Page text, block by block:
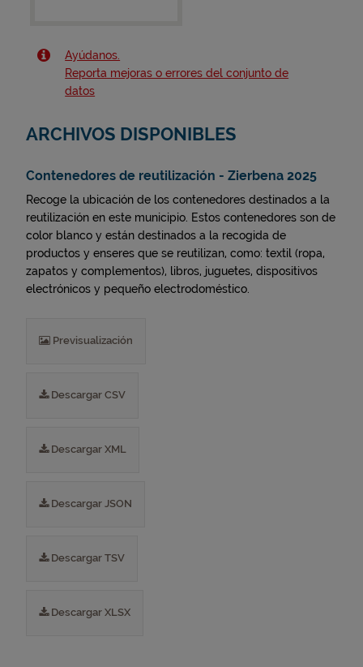
Ayúdanos.
Reporta mejoras o errores del conjunto de
datos
ARCHIVOS DISPONIBLES
Contenedores de reutilización - Zierbena 2025
Recoge la ubicación de los contenedores destinados a la
reutilización en este municipio. Estos contenedores son de
color blanco y están destinados a la recogida de
productos y enseres que se reutilizan, como: textil (ropa,
zapatos y complementos), libros, juguetes, dispositivos
electrónicos y pequeño electrodoméstico.
Previsualización
Descargar CSV
Descargar XML
Descargar JSON
Descargar TSV
Descargar XLSX